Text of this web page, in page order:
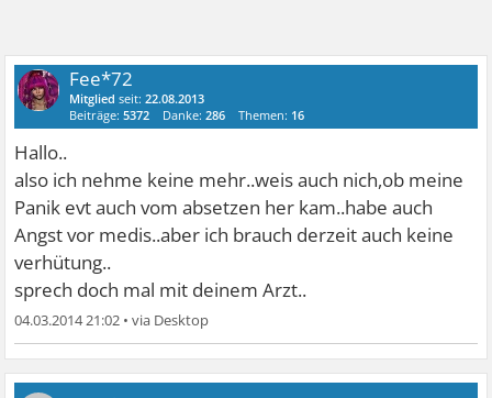
Fee*72
Mitglied seit:22.08.2013
Beiträge:5372 Danke:286 Themen: 16
Hallo..
also ich nehme keine mehr..weis auch nich,ob meine
Panik evt auch vom absetzen her kam..habe auch
Angst vor medis..aber ich brauch derzeit auch keine
verhütung..
sprech doch mal mit deinem Arzt..
04.03.2014 21:02 •